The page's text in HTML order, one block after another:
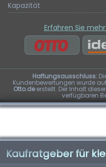
Kapazität
Erfahren Sie
Haftungsausschluss:
Kundenbewertungen wurde
Otto.deerstellt. Der Inhalt
verfügbaren
Kaufratgeber für